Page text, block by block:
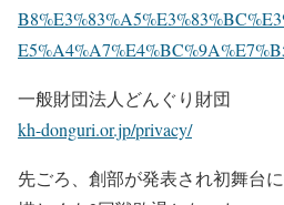
一般財団法人どんぐり財団
kh-donguri.or.jp/privacy/
先ごろ、創部が発表され初舞台